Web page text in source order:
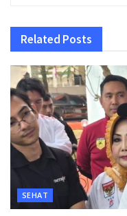
Related Posts
SEHAT